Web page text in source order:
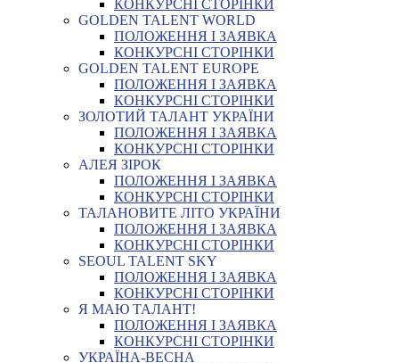
КОНКУРСНІ СТОРІНКИ
GOLDEN TALENT WORLD
ПОЛОЖЕННЯ І ЗАЯВКА
КОНКУРСНІ СТОРІНКИ
GOLDEN TALENT EUROPE
ПОЛОЖЕННЯ І ЗАЯВКА
КОНКУРСНІ СТОРІНКИ
ЗОЛОТИЙ ТАЛАНТ УКРАЇНИ
ПОЛОЖЕННЯ І ЗАЯВКА
КОНКУРСНІ СТОРІНКИ
АЛЕЯ ЗІРОК
ПОЛОЖЕННЯ І ЗАЯВКА
КОНКУРСНІ СТОРІНКИ
ТАЛАНОВИТЕ ЛІТО УКРАЇНИ
ПОЛОЖЕННЯ І ЗАЯВКА
КОНКУРСНІ СТОРІНКИ
SEOUL TALENT SKY
ПОЛОЖЕННЯ І ЗАЯВКА
КОНКУРСНІ СТОРІНКИ
Я МАЮ ТАЛАНТ!
ПОЛОЖЕННЯ І ЗАЯВКА
КОНКУРСНІ СТОРІНКИ
УКРАЇНА-ВЕСНА